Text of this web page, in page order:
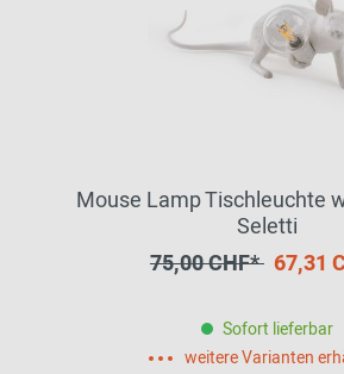
Mouse Lamp Tischleuchte
Seletti
75,00 CHF* 67,31
Sofort lieferbar
weitere Varianten